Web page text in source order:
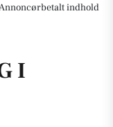
indhold
I